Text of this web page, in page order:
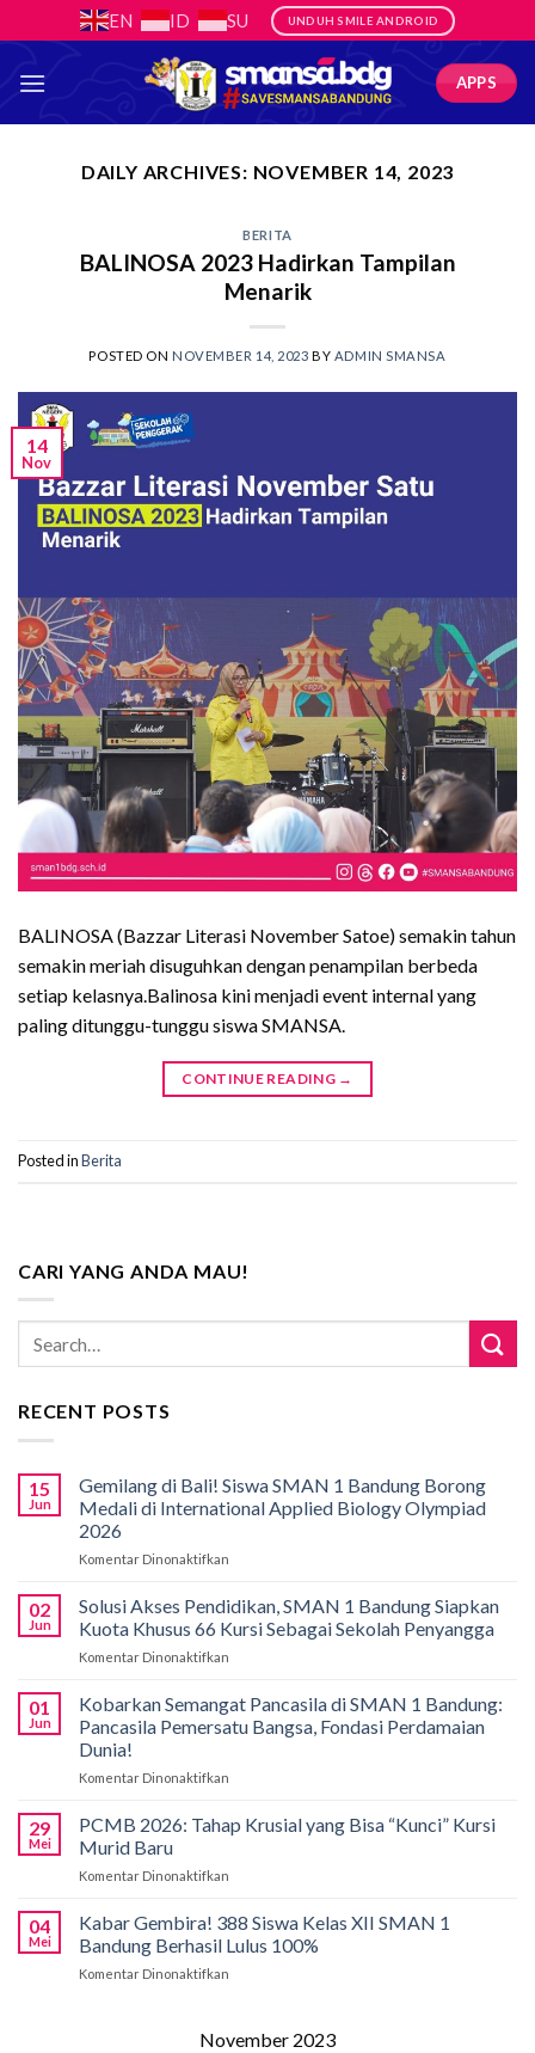
to
content
EN ID SU UNDUH SMILE ANDROID
APPS
DAILY ARCHIVES: NOVEMBER 14, 2023
BERITA
BALINOSA 2023 Hadirkan Tampilan
Menarik
POSTED ON NOVEMBER 14, 2023 BY ADMIN SMANSA
14
Nov
BALINOSA (Bazzar Literasi November Satoe) semakin tahun
semakin meriah disuguhkan dengan penampilan berbeda
setiap kelasnya.Balinosa kini menjadi event internal yang
paling ditunggu-tunggu siswa SMANSA.
CONTINUE READING →
Posted inBerita
CARI YANG ANDA MAU!
RECENT POSTS
15
Jun
Gemilang di Bali! Siswa SMAN 1 Bandung Borong
Medali di International Applied Biology Olympiad
2026
Komentar Dinonaktifkan
di
Bali!
Siswa
Bandung
Borong
Biology
02
Jun
Solusi Akses Pendidikan, SMAN 1 Bandung Siapkan
Kuota Khusus 66 Kursi Sebagai Sekolah Penyangga
Komentar Dinonaktifkan
Akses
Pendidikan,
SMAN
Kuota
Khusus
Sekolah
Penyangga
01
Jun
Kobarkan Semangat Pancasila di SMAN 1 Bandung:
Pancasila Pemersatu Bangsa, Fondasi Perdamaian
Dunia!
Komentar Dinonaktifkan
Semangat
Pancasila
Bandung:
Pancasila
Dunia!
29
Mei
PCMB 2026: Tahap Krusial yang Bisa “Kunci” Kursi
Murid Baru
Komentar Dinonaktifkan
2026:
Tahap
Krusial
Kursi
04
Mei
Kabar Gembira! 388 Siswa Kelas XII SMAN 1
Bandung Berhasil Lulus 100%
Komentar Dinonaktifkan
388
November 2023